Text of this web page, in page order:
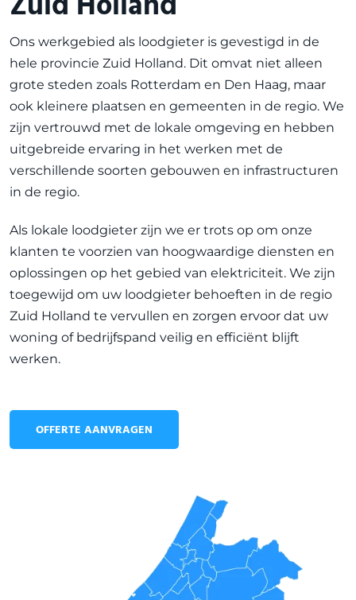
Ons werkgebied als loodgieter is gevestigd in de
hele provincie Zuid Holland. Dit omvat niet alleen
grote steden zoals Rotterdam en Den Haag, maar
ook kleinere plaatsen en gemeenten in de regio. We
zijn vertrouwd met de lokale omgeving en hebben
uitgebreide ervaring in het werken met de
verschillende soorten gebouwen en infrastructuren
in de regio.
Als lokale loodgieter zijn we er trots op om onze
klanten te voorzien van hoogwaardige diensten en
oplossingen op het gebied van elektriciteit. We zijn
toegewijd om uw loodgieter behoeften in de regio
Zuid Holland te vervullen en zorgen ervoor dat uw
woning of bedrijfspand veilig en efficiënt blijft
werken.
OFFERTE AANVRAGEN